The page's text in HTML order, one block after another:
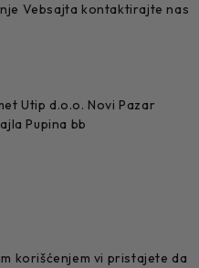
Vebsajta kontaktirajte nas
Utip d.o.o. Novi Pazar
Pupina bb
korišćenjem vi pristajete da